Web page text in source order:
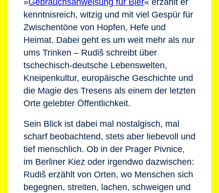
»Gebrauchsanweisung für Bier« erzählt er
kenntnisreich, witzig und mit viel Gespür für
Zwischentöne von Hopfen, Hefe und
Heimat. Dabei geht es um weit mehr als nur
ums Trinken – Rudiš schreibt über
tschechisch-deutsche Lebenswelten,
Kneipenkultur, europäische Geschichte und
die Magie des Tresens als einem der letzten
Orte gelebter Öffentlichkeit.
Sein Blick ist dabei mal nostalgisch, mal
scharf beobachtend, stets aber liebevoll und
tief menschlich. Ob in der Prager Pivnice,
im Berliner Kiez oder irgendwo dazwischen:
Rudiš erzählt von Orten, wo Menschen sich
begegnen, streiten, lachen, schweigen und